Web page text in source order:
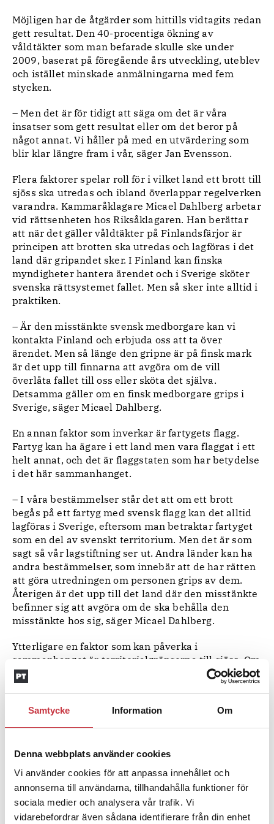
Samtycke Information Om
Denna webbplats använder cookies
Vi använder cookies för att anpassa innehållet och
annonserna till användarna, tillhandahålla funktioner för
sociala medier och analysera vår trafik. Vi
vidarebefordrar även sådana identifierare från din enhet
Möjligen har de åtgärder som hittills vidtagits redan
gett resultat. Den 40-procentiga ökning av
våldtäkter som man befarade skulle ske under
2009, baserat på föregående års utveckling, uteblev
och istället minskade anmälningarna med fem
stycken.
– Men det är för tidigt att säga om det är våra
insatser som gett resultat eller om det beror på
något annat. Vi håller på med en utvärdering som
blir klar längre fram i vår, säger Jan Evensson.
Flera faktorer spelar roll för i vilket land ett brott till
sjöss ska utredas och ibland överlappar regelverken
varandra. Kammaråklagare Micael Dahlberg arbetar
vid rättsenheten hos Riksåklagaren. Han berättar
att när det gäller våldtäkter på Finlandsfärjor är
principen att brotten ska utredas och lagföras i det
land där gripandet sker. I Finland kan finska
myndigheter hantera ärendet och i Sverige sköter
svenska rättsystemet fallet. Men så sker inte alltid i
praktiken.
– Är den misstänkte svensk medborgare kan vi
kontakta Finland och erbjuda oss att ta över
ärendet. Men så länge den gripne är på finsk mark
är det upp till finnarna att avgöra om de vill
överlåta fallet till oss eller sköta det själva.
Detsamma gäller om en finsk medborgare grips i
Sverige, säger Micael Dahlberg.
En annan faktor som inverkar är fartygets flagg.
Fartyg kan ha ägare i ett land men vara flaggat i ett
helt annat, och det är flaggstaten som har betydelse
i det här sammanhanget.
– I våra bestämmelser står det att om ett brott
begås på ett fartyg med svensk flagg kan det alltid
lagföras i Sverige, eftersom man betraktar fartyget
som en del av svenskt territorium. Men det är som
sagt så vår lagstiftning ser ut. Andra länder kan ha
andra bestämmelser, som innebär att de har rätten
att göra utredningen om personen grips av dem.
Återigen är det upp till det land där den misstänkte
befinner sig att avgöra om de ska behålla den
misstänkte hos sig, säger Micael Dahlberg.
Ytterligare en faktor som kan påverka i
sammanhanget är territorialgränserna till sjöss. Om
ett brott begås på utländskt vatten, på ett icke
svenskflaggat fartyg och av en utländsk medborgare
åtal om den misstänkte inte finns i Sverige.
våldtäkter är ju det inget problem eftersom den
gärningen är ett brott i bägge länder, säger Micael
Dahlberg.
Men trots att regelverket inte är glasklart i alla
delar och att olika länders lagstiftning ibland